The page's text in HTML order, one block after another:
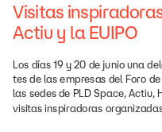
Visitas
Actiu y la EUIPO
Los días 19 y 20 de junio una
tes de las empresas del Foro de
las sedes de PLD Space, Actiu,
visitas inspiradoras